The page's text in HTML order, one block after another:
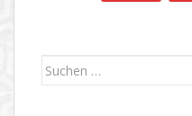
Suchen